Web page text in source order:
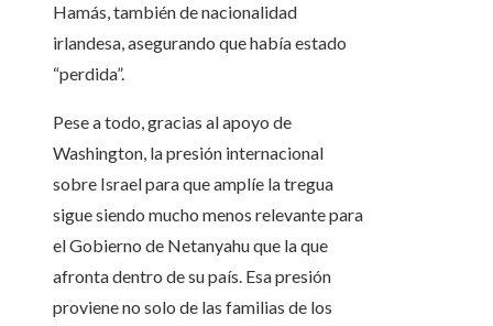
Hamás, también de nacionalidad
irlandesa, asegurando que había estado
“perdida”.
Pese a todo, gracias al apoyo de
Washington, la presión internacional
sobre Israel para que amplíe la tregua
sigue siendo mucho menos relevante para
el Gobierno de Netanyahu que la que
afronta dentro de su país. Esa presión
proviene no solo de las familias de los